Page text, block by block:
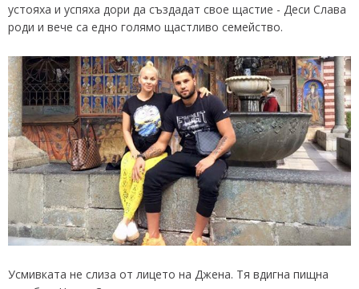
устояха и успяха дори да създадат свое щастие - Деси Слава
роди и вече са едно голямо щастливо семейство.
Усмивката не слиза от лицето на Джена. Тя вдигна пищна